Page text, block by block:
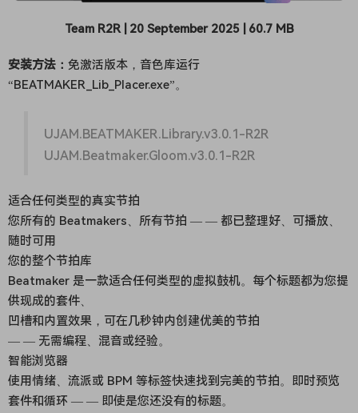
Team R2R | 20 September 2025 | 60.7 MB
安装方法： 免激活版本，音色库运行
“BEATMAKER_Lib_Placer.exe”。
UJAM.BEATMAKER.Library.v3.0.1-R2R
UJAM.Beatmaker.Gloom.v3.0.1-R2R
适合任何类型的真实节拍
您所有的 Beatmakers、所有节拍 — — 都已整理好、可播放、
随时可用
您的整个节拍库
Beatmaker 是一款适合任何类型的虚拟鼓机。每个标题都为您提
供现成的套件、
凹槽和内置效果，可在几秒钟内创建优美的节拍
— — 无需编程、混音或经验。
智能浏览器
使用情绪、流派或 BPM 等标签快速找到完美的节拍。即时预览
套件和循环 — — 即使是您还没有的标题。